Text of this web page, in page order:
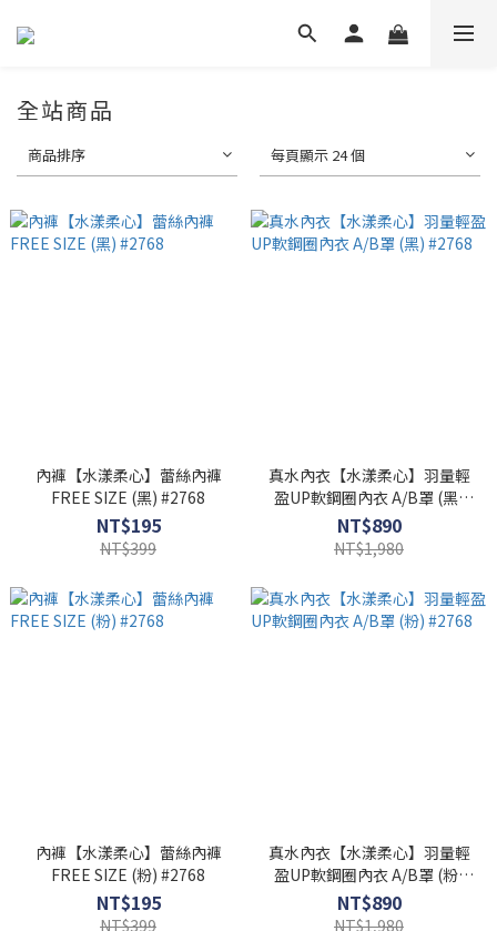
全站商品
商品排序 每頁顯示 24 個
內褲【水漾柔心】蕾絲內褲
FREE SIZE (黑) #2768
NT$195
NT$399
真水內衣【水漾柔心】羽量輕
盈UP軟鋼圈內衣 A/B罩 (黑)
#2768
NT$890
NT$1,980
內褲【水漾柔心】蕾絲內褲
FREE SIZE (粉) #2768
NT$195
NT$399
真水內衣【水漾柔心】羽量輕
盈UP軟鋼圈內衣 A/B罩 (粉)
#2768
NT$890
NT$1,980